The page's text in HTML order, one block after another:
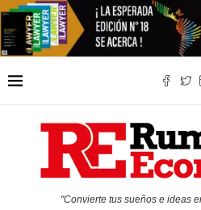
"Convierte tus sueños e ideas